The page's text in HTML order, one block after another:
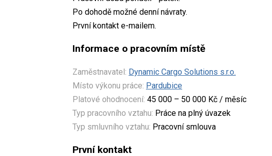
Po dohodě možné denní návraty.
První kontakt e-mailem.
Informace o pracovním místě
Zaměstnavatel: Dynamic Cargo Solutions s.r.o.
Místo výkonu práce: Pardubice
Platové ohodnocení: 45 000 – 50 000 Kč / měsíc
Typ pracovního vztahu: Práce na plný úvazek
Typ smluvního vztahu: Pracovní smlouva
První kontakt